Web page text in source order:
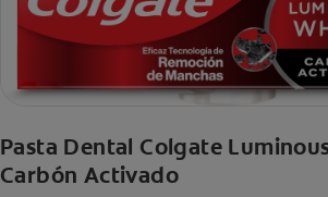
Pasta Dental Colgate
Carbón Activado